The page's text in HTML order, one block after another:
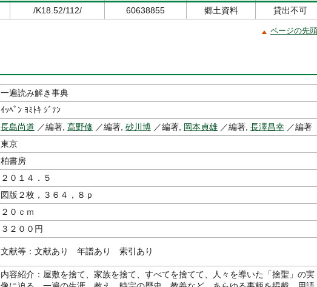
/K18.52/112/ 60638855 郷土資料 貸出不可
ページの先
一遍読み解き事典
ｲｯﾍﾟﾝ ﾖﾐﾄｷ ｼﾞﾃﾝ
長島尚道 ／編著, 髙野修 ／編著, 砂川博 ／編著, 岡本貞雄 ／編著, 長澤昌幸 ／編著
東京
柏書房
２０１４．５
図版２枚，３６４，８ｐ
２０ｃｍ
３２００円
文献等：文献あり 年譜あり 索引あり
内容紹介：屋敷を捨て、家族を捨て、すべてを捨てて、人々を導いた「捨聖」の実